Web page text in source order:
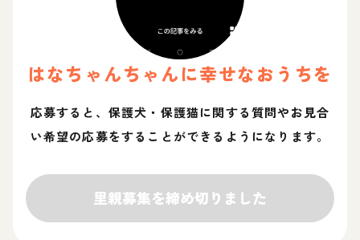
はなちゃんちゃんに幸せなおうちを
応募すると、保護犬・保護猫に関する質問やお見合
い希望の応募をすることができるようになります。
里親募集を締め切りました